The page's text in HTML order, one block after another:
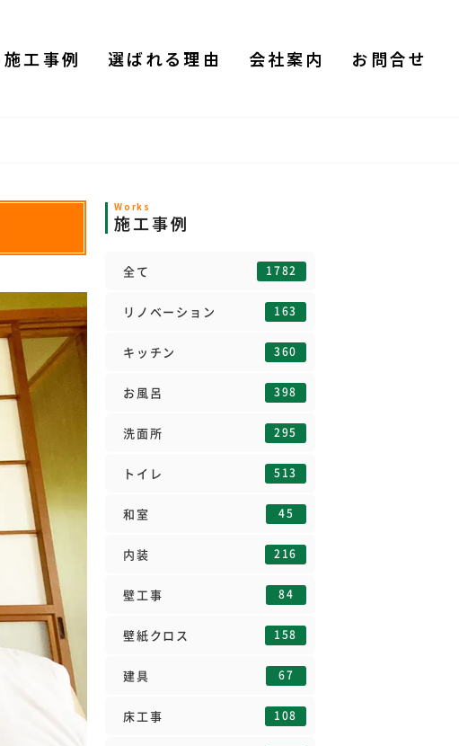
施工事例 選ばれる理由 会社案内 お問合せ
Works
施工事例
全て 1782
リノベーション 163
キッチン 360
お風呂 398
洗面所 295
トイレ 513
和室 45
内装 216
壁工事 84
壁紙クロス 158
建具 67
床工事 108